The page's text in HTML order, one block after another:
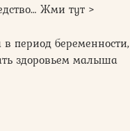
Жми тут >
период беременности,
здоровьем малыша